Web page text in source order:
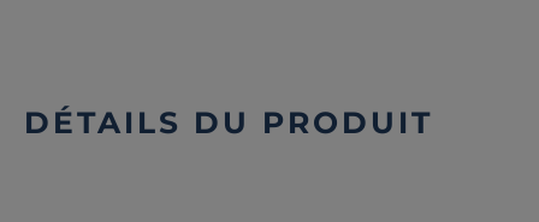
DÉTAILS DU PRODUIT